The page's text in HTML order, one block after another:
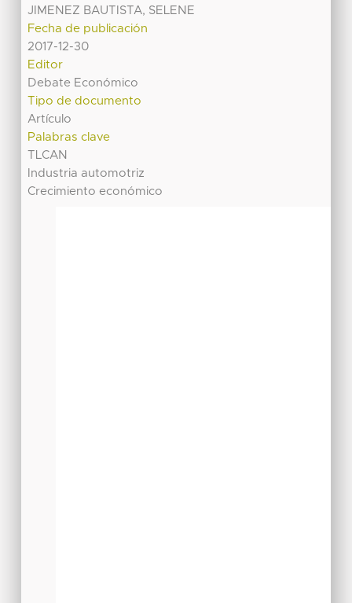
JIMENEZ BAUTISTA, SELENE
Fecha de publicación
2017-12-30
Editor
Debate Económico
Tipo de documento
Artículo
Palabras clave
TLCAN
Industria automotriz
Crecimiento económico